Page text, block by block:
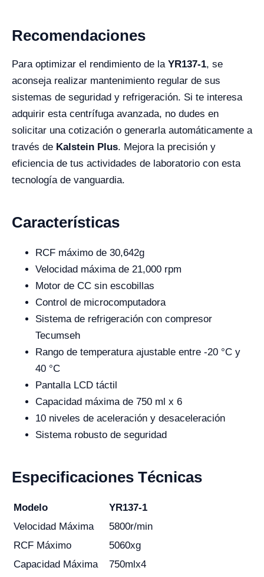
Recomendaciones
Para optimizar el rendimiento de la YR137-1, se
aconseja realizar mantenimiento regular de sus
sistemas de seguridad y refrigeración. Si te interesa
adquirir esta centrífuga avanzada, no dudes en
solicitar una cotización o generarla automáticamente a
través de Kalstein Plus. Mejora la precisión y
eficiencia de tus actividades de laboratorio con esta
tecnología de vanguardia.
Características
RCF máximo de 30,642g
Velocidad máxima de 21,000 rpm
Motor de CC sin escobillas
Control de microcomputadora
Sistema de refrigeración con compresor
Tecumseh
Rango de temperatura ajustable entre -20 °C y
40 °C
Pantalla LCD táctil
Capacidad máxima de 750 ml x 6
10 niveles de aceleración y desaceleración
Sistema robusto de seguridad
Especificaciones Técnicas
Modelo
YR137-1
Velocidad Máxima
5800r/min
RCF Máximo
5060xg
Capacidad Máxima
750mlx4